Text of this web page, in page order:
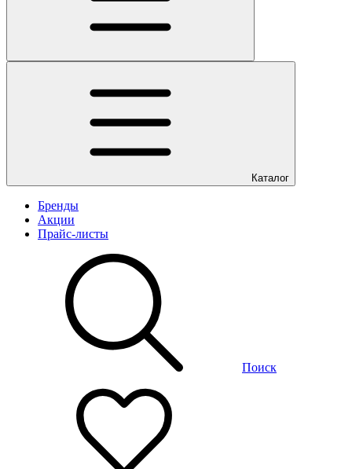
Каталог
Бренды
Акции
Прайс-листы
Поиск